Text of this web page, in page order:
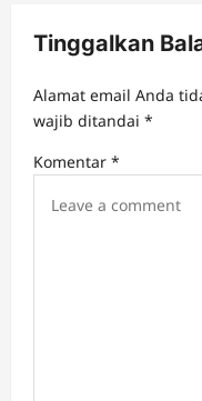
g
a
t
i
Tinggalkan
Alamat email Anda
wajib ditandai *
Komentar *